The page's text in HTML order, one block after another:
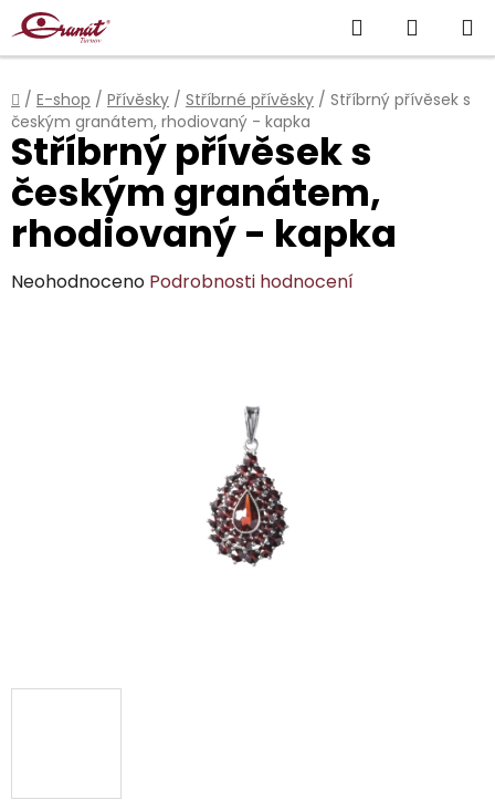
Přejít
na
obsah
Hledat
KOŠÍK
Domů
/ E-shop / Přívěsky / Stříbrné přívěsky / Stříbrný přívěsek s
českým granátem, rhodiovaný - kapka
Stříbrný přívěsek s
českým granátem,
rhodiovaný - kapka
Průměrné
Neohodnoceno Podrobnosti hodnocení